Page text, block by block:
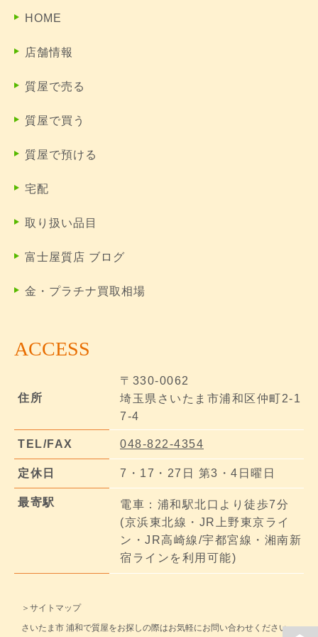
HOME
店舗情報
質屋で売る
質屋で買う
質屋で預ける
宅配
取り扱い品目
富士屋質店 ブログ
金・プラチナ買取相場
ACCESS
住所
〒330-0062
埼玉県さいたま市浦和区仲町2-1
7-4
TEL/FAX 048-822-4354
定休日 7・17・27日 第3・4日曜日
最寄駅
電車：浦和駅北口より徒歩7分
(京浜東北線・JR上野東京ライ
ン・JR高崎線/宇都宮線・湘南新
宿ラインを利用可能)
＞サイトマップ
さいたま市 浦和で質屋をお探しの際はお気軽にお問い合わせください。